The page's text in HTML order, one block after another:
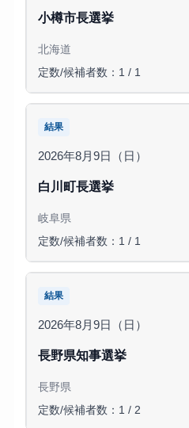
小樽市長選挙
北海道
定数/候補者数：1 / 1
結果
2026年8月9日（日）
白川町長選挙
岐阜県
定数/候補者数：1 / 1
結果
2026年8月9日（日）
長野県知事選挙
長野県
定数/候補者数：1 / 2